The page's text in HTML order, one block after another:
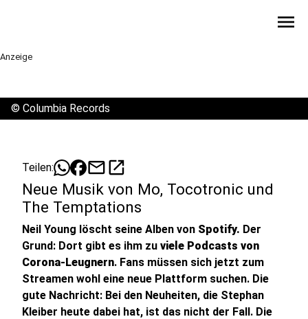
menu
Anzeige
© Columbia Records
Teilen: mailopen_in_new
Neue Musik von Mo, Tocotronic und
The Temptations
Neil Young löscht seine Alben von Spotify. Der
Grund: Dort gibt es ihm zu viele Podcasts von
Corona-Leugnern. Fans müssen sich jetzt zum
Streamen wohl eine neue Plattform suchen. Die
gute Nachricht: Bei den Neuheiten, die Stephan
Kleiber heute dabei hat, ist das nicht der Fall. Die